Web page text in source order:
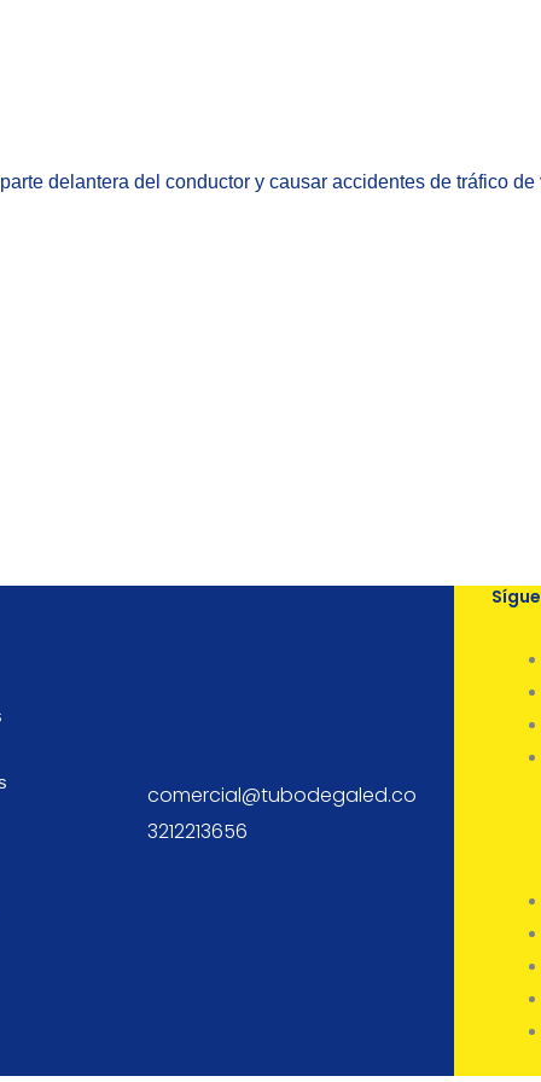
delantera del conductor y causar accidentes de tráfico
comercial@tubodegaled.co
3212213656